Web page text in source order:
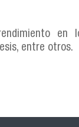
entre otros.